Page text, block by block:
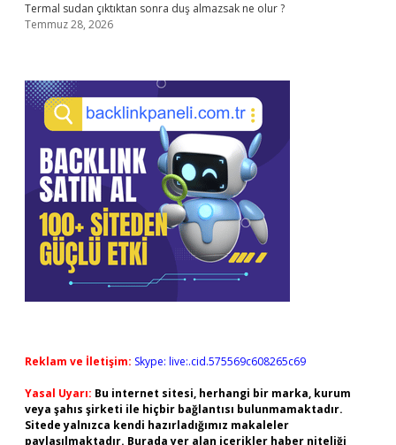
Termal sudan çıktıktan sonra duş almazsak ne olur ?
Temmuz 28, 2026
Reklam ve İletişim: Skype: live:.cid.575569c608265c69
Yasal Uyarı: Bu internet sitesi, herhangi bir marka, kurum
veya şahıs şirketi ile hiçbir bağlantısı bulunmamaktadır.
Sitede yalnızca kendi hazırladığımız makaleler
paylaşılmaktadır. Burada yer alan içerikler haber niteliği